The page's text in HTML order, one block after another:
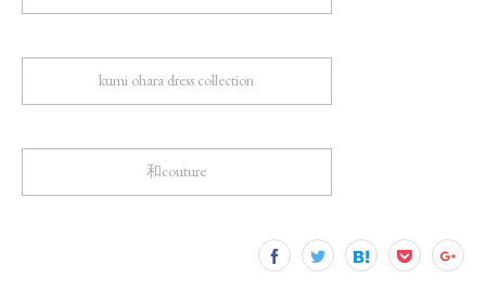
kumi ohara dress collection
和couture